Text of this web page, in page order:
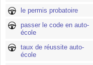
le permis probatoire
passer le code en auto-
école
taux de réussite auto-
école